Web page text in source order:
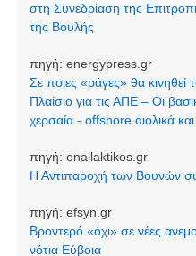
στη Συνεδρίαση της
της Βουλής
πηγή: energypress.gr
Σε ποιες «ράγες» θα κινηθεί
Πλαίσιο για τις ΑΠΕ – Οι
χερσαία - offshore αιολικά
πηγή: enallaktikos.gr
Η Αντιπαροχή των Βουνών
πηγή: efsyn.gr
Βροντερό «όχι» σε νέες
νότια Εύβοια